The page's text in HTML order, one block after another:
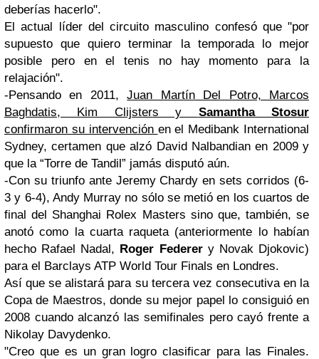
deberías hacerlo".
El actual líder del circuito masculino confesó que "por
supuesto que quiero terminar la temporada lo mejor
posible pero en el tenis no hay momento para la
relajación".
-Pensando en 2011,Juan Martín Del Potro, Marcos
Baghdatis, Kim Clijsters y Samantha Stosur
confirmaron su intervención en el Medibank International
Sydney, certamen que alzó David Nalbandian en 2009 y
que la “Torre de Tandil” jamás disputó aún.
-Con su triunfo ante Jeremy Chardy en sets corridos (6-
3 y 6-4), Andy Murray no sólo se metió en los cuartos de
final del Shanghai Rolex Masters sino que, también, se
anotó como la cuarta raqueta (anteriormente lo habían
hecho Rafael Nadal, Roger Federery Novak Djokovic)
para el Barclays ATP World Tour Finals en Londres.
Así que se alistará para su tercera vez consecutiva en la
Copa de Maestros, donde su mejor papel lo consiguió en
2008 cuando alcanzó las semifinales pero cayó frente a
Nikolay Davydenko.
"Creo que es un gran logro clasificar para las Finales.